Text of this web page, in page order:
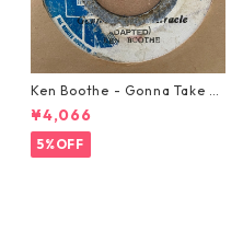
Ken Boothe - Gonna Take A
Miracle【7-21362】
¥4,066
5%OFF